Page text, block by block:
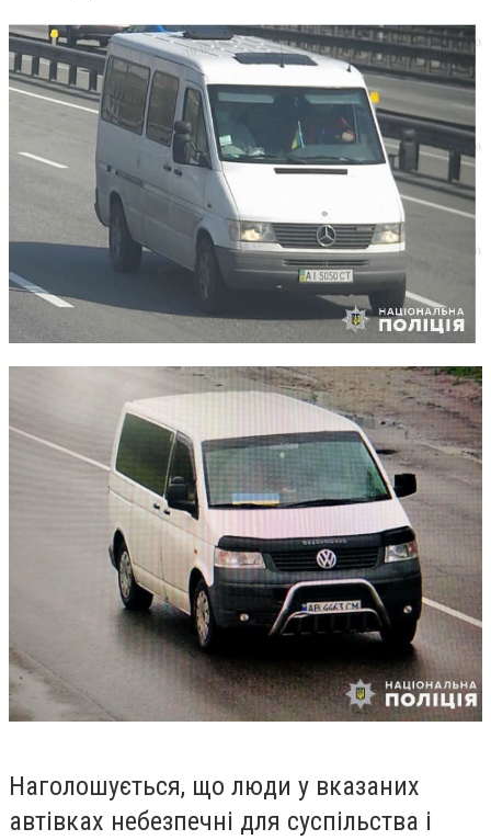
Наголошується, що люди у вказаних
автівках небезпечні для суспільства і